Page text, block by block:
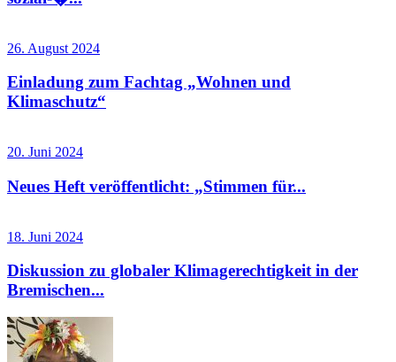
26. August 2024
Einladung zum Fachtag „Wohnen und
Klimaschutz“
20. Juni 2024
Neues Heft veröffentlicht: „Stimmen für...
18. Juni 2024
Diskussion zu globaler Klimagerechtigkeit in der
Bremischen...